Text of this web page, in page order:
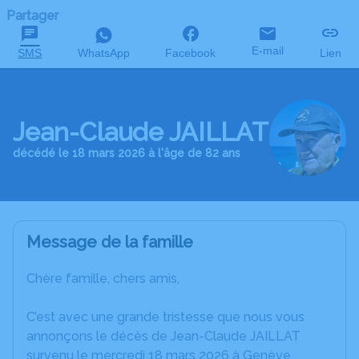
Partager
SMS WhatsApp Facebook E-mail Lien
Jean-Claude JAILLAT
décédé le 18 mars 2026 à l'âge de 82 ans
Message de la famille
Chère famille, chers amis,
C’est avec une grande tristesse que nous vous
annonçons le décès de Jean-Claude JAILLAT
survenu le mercredi 18 mars 2026 à Genève.